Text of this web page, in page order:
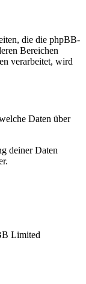
die die phpBB-
Bereichen
verarbeitet, wird
Daten über
deiner Daten
Limited